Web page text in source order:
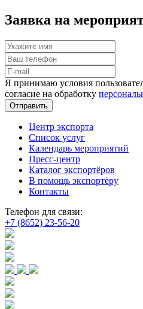
Заявка на
Я принимаю условия
согласие на обработку
Отправить
Центр экспорта
Список услуг
Календарь мероприятий
Пресс-центр
Каталог экспортёров
В помощь экспортёру
Контакты
Телефон для связи:
+7 (8652) 23-56-20